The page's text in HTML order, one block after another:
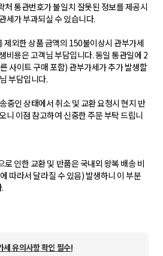
처 통관번호가 불일치 잘못된 정보를 제공시
세가 부과되실 수 있습니다.
제외한 상품 금액의 150불이상시 관부가세
비용은 고객님 부담입니다. 동일 통관일에 2
사이트 구매 포함) 관부가세가 추가 발생할
부담입니다.
중인 상태에서 취소 및 교환 요청시 현지 반
니 이점 참고하여 신중한 주문 부탁 드립니
인한 교환 및 반품은 국내외 왕복 배송 비
따라서 달라질 수 있음) 발생하니 이 부분
세 유의사항 확인 필수!